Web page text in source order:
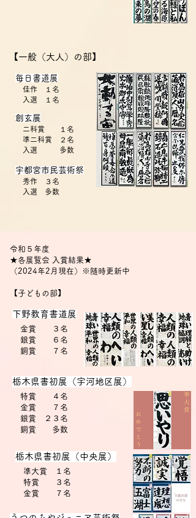
【一般（大人）の部】
​毎日書道展
佳作 １名
入選 １名
​ 創玄展
二科賞 １名
準二科賞 ２名
入選 多数
​宇都宮市民芸術祭
秀作 ３名
​ 入選 多数
令和５年度
★各展覧会 入賞結果★
（2024年2月現在）※随時更新中
【子どもの部】
​下野教育書道展
金賞 ３名
銀賞 ６名
​ 銅賞 ７名
栃木県書初展（宇河地区展）
特賞 ４名
金賞 ７名
銀賞 ２３名
​ 銅賞 ​多数
栃木県書初展（中央展）
準大賞 １名
特賞 ３名
金賞 ７名